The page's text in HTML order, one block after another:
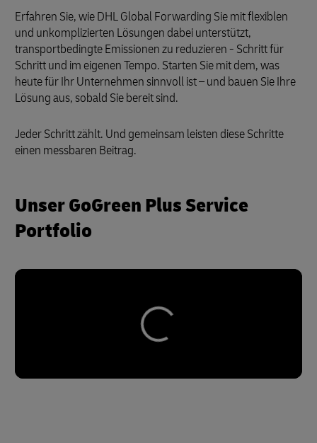
Erfahren Sie, wie DHL Global Forwarding Sie mit flexiblen
und unkomplizierten Lösungen dabei unterstützt,
transportbedingte Emissionen zu reduzieren - Schritt für
Schritt und im eigenen Tempo. Starten Sie mit dem, was
heute für Ihr Unternehmen sinnvoll ist – und bauen Sie Ihre
Lösung aus, sobald Sie bereit sind.
Jeder Schritt zählt. Und gemeinsam leisten diese Schritte
einen messbaren Beitrag.
Unser GoGreen Plus Service
Portfolio